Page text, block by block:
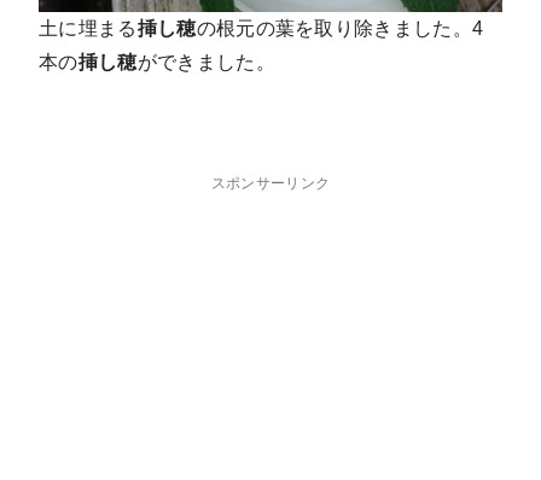
土に埋まる挿し穂の根元の葉を取り除きました。4
本の挿し穂ができました。
スポンサーリンク